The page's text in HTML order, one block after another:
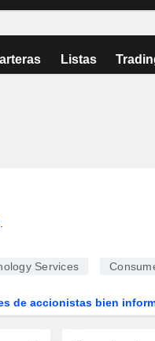
Listas
Services
de accionistas bien